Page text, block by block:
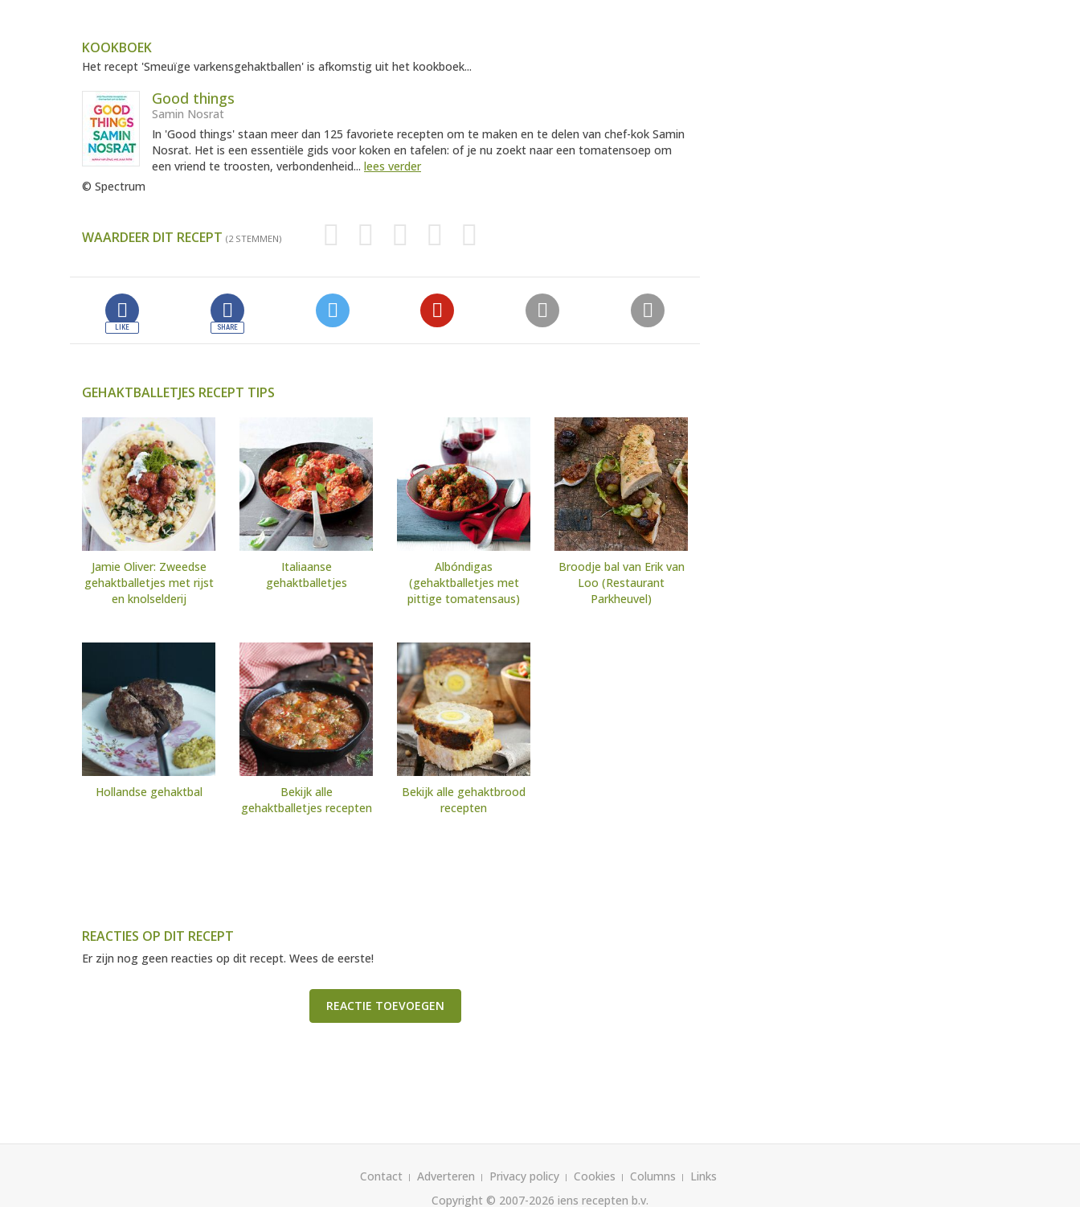
KOOKBOEK
Het recept 'Smeuïge varkensgehaktballen' is afkomstig uit het kookboek...
Good things
Samin Nosrat
In 'Good things' staan meer dan 125 favoriete recepten om te maken en te delen van chef-kok Samin
Nosrat. Het is een essentiële gids voor koken en tafelen: of je nu zoekt naar een tomatensoep om
een vriend te troosten, verbondenheid... lees verder
© Spectrum
WAARDEER DIT RECEPT (2 STEMMEN)
GEHAKTBALLETJES RECEPT TIPS
Jamie Oliver: Zweedse
gehaktballetjes met rijst
en knolselderij
Italiaanse
gehaktballetjes
Albóndigas
(gehaktballetjes met
pittige tomatensaus)
Broodje bal van Erik van
Loo (Restaurant
Parkheuvel)
Hollandse gehaktbal
Bekijk alle
gehaktballetjes recepten
Bekijk alle gehaktbrood
recepten
REACTIES OP DIT RECEPT
Er zijn nog geen reacties op dit recept. Wees de eerste!
REACTIE TOEVOEGEN
Contact Adverteren Privacy policy Cookies Columns
Links
Copyright © 2007-2026 iens recepten b.v.